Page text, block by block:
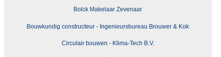
Bolck Makelaar Zevenaar
Bouwkundig constructeur - Ingenieursbureau Brouwer & Kok
Circulair bouwen - Klima-Tech B.V.